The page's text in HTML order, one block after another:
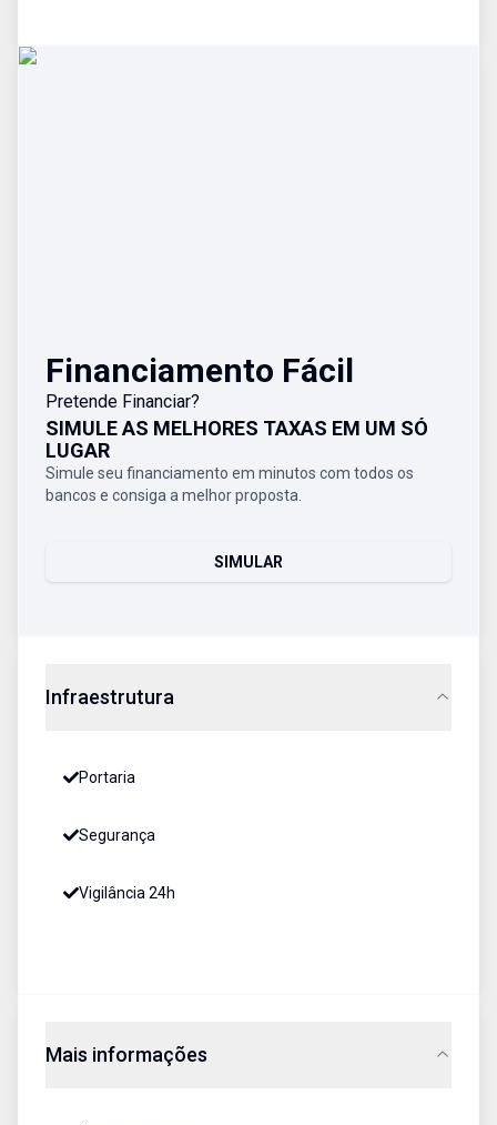
Financiamento Fácil
Pretende Financiar?
SIMULE AS MELHORES TAXAS EM UM SÓ
LUGAR
Simule seu financiamento em minutos com todos os
bancos e consiga a melhor proposta.
SIMULAR
Infraestrutura
Portaria
Segurança
Vigilância 24h
Mais informações